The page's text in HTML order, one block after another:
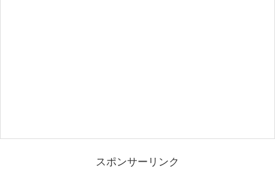
スポンサーリンク